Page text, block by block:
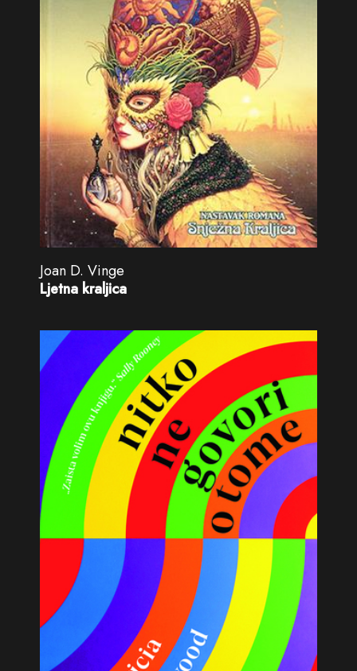
Joan D. Vinge
Ljetna kraljica